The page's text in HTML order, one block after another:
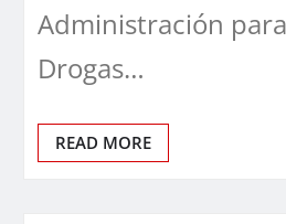
Administración
Drogas…
READ MORE